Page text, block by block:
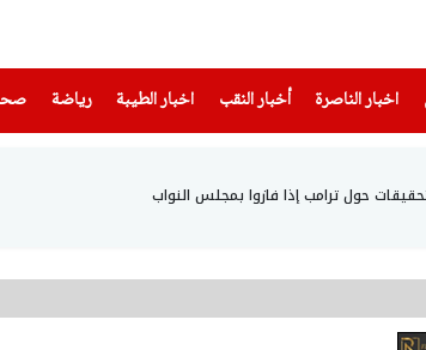
اخبار الناصرة
(current) أخبار النقب اخبار الطيبة(current) رياضة
(current)
حول ترامب إذا فازوا بمجلس النواب